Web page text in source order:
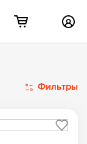
Фильтры